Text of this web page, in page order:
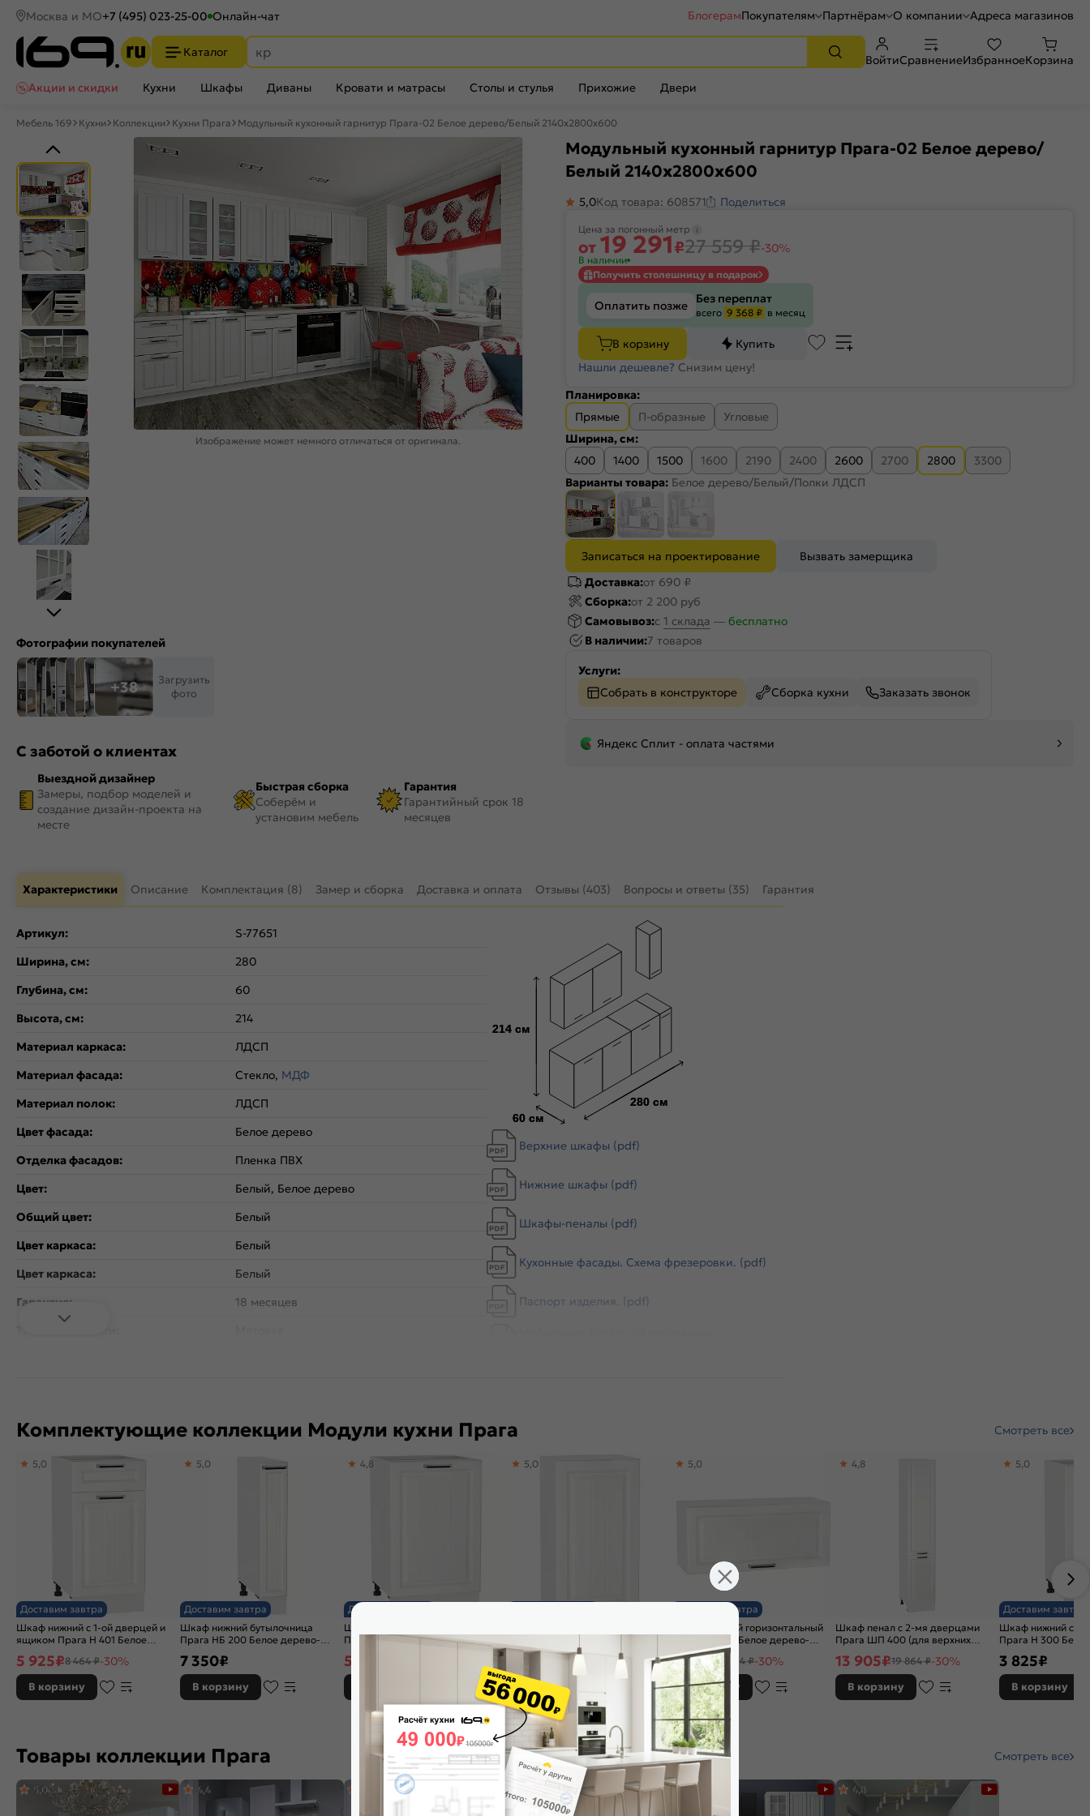
Москва и МО+7 (495) 023-25-00 Онлайн-чат БлогерамПокупателям Партнёрам О компании Адреса магазинов
Каталог
ВойтиСравнениеИзбранноеКорзина
Акции и скидки
Кухни Шкафы Диваны Кровати и матрасы Столы и стулья Прихожие Двери
Мебель 169 Кухни Коллекции Кухни Прага Модульный кухонный гарнитур Прага-02 Белое дерево/Белый 2140x2800x600
Изображение может немного отличаться от оригинала.
Фотографии покупателей
+38
Загрузить
фото
С заботой о клиентах
Выездной дизайнер
Замеры, подбор моделей и
создание дизайн-проекта на
месте
Быстрая сборка
Соберём и
установим мебель
Гарантия
Гарантийный срок 18
месяцев
Модульный кухонный гарнитур Прага-02 Белое дерево/
Белый 2140x2800x600
5,0Код товара: 608571 Поделиться
Цена за погонный метр
от19 291₽27 559₽-30%
В наличии
Получить столешницу в подарок
Оплатить позже Без переплат
всего 9 368 ₽ в месяц
В корзину
Купить
Нашли дешевле? Снизим цену!
Планировка:
Прямые
П-образные
Угловые
Ширина, см:
400
1400 1500 1600 2190 2400 2600 2700 2800
3300
Варианты товара: Белое дерево/Белый/Полки ЛДСП
Записаться на проектирование
Вызвать замерщика
Доставка:от 690 ₽
Сборка:от 2 200 руб
Самовывоз:c 1 склада — бесплатно
В наличии:7 товаров
Услуги:
Собрать в конструкторе
Сборка кухни Заказать звонок
Яндекс Сплит - оплата частями
Характеристики Описание Комплектация (8) Замер и сборка Доставка и оплата Отзывы (403) Вопросы и ответы (35) Гарантия
Артикул:
S-77651
Ширина, см:
280
Глубина, см:
60
Высота, см:
214
Материал каркаса:
ЛДСП
Материал фасада:
Стекло, МДФ
Материал полок:
ЛДСП
Цвет фасада:
Белое дерево
Отделка фасадов:
Пленка ПВХ
Цвет:
Белый, Белое дерево
Общий цвет:
Белый
Цвет каркаса:
Белый
Цвет каркаса:
Белый
Гарантия:
18 месяцев
Прямые
Бренд:
Vivat
Верхние шкафы (pdf)
Нижние шкафы (pdf)
Шкафы-пеналы (pdf)
Кухонные фасады. Схема фрезеровки. (pdf)
Паспорт изделия. (pdf)
Комплектующие коллекции Модули кухни Прага Смотреть все
Доставим завтра
Шкаф нижний с 1-ой дверцей и
ящиком Прага Н 401 Белое
5,0
5 925₽8 464 ₽-30%
В корзину
Доставим завтра
Шкаф нижний бутылочница
Прага НБ 200 Белое дерево-
5,0
7 350₽
В корзину
Доставим завтра
Шкаф нижний с 1-ой дверцей
Прага Н 500 Белое дерево-
4,8
5 175
5,0
5 700 ₽ -30%
В корзину
Доставим завтра
Шкаф верхний горизонтальный
Прага ВГ 800 Белое дерево-
Белый
5,0
4 350₽6 214 ₽-30%
В корзину
Шкаф пенал с 2-мя дверцами
Прага ШП 400 (для верхних
дерево-Белый
4,8
13 905₽19 864 ₽-30%
В корзину
Доставим завтра
Шкаф нижний с 1-
Прага Н 300
5,0
3 825₽
В корзину
Товары коллекции Прага Смотреть все
5,0 4,4 4,9 4,8